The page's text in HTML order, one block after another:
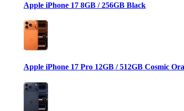
Apple iPhone 17 8GB / 256GB Black
Apple iPhone 17 Pro 12GB / 512GB Cosmic